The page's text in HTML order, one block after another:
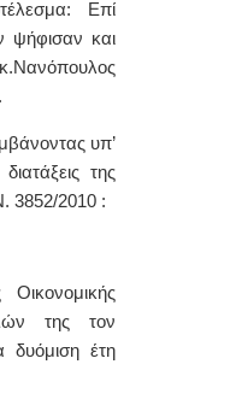
Επί
και
Νανόπουλος
υπ’
της
3852/2010 :
της τον
δυόμιση έτη